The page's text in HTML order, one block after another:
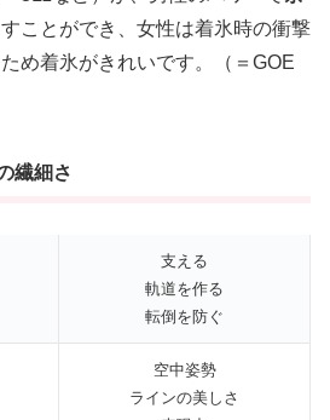
ことができ、女性は着氷時の衝撃
め着氷がきれいです。（＝GOE
繊細さ
支える
軌道を作る
転倒を防ぐ
空中姿勢
ラインの美しさ